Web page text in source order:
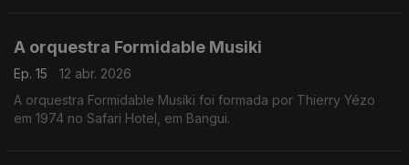
A orquestra Formidable Musiki
Ep. 15
12 abr. 2026
A orquestra Formidable Musiki foi formada por Thierry Yézo
em 1974 no Safari Hotel, em Bangui.